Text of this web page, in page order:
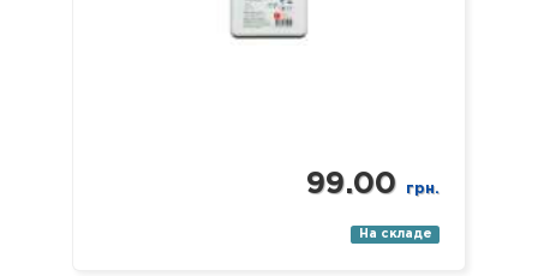
99.00 грн.
На складе